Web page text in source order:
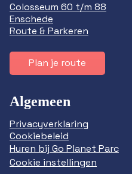
Colosseum 60 t/m 88
Enschede
Route & Parkeren
Plan je route
Algemeen
Privacyverklaring
Cookiebeleid
Huren bij Go Planet Parc
Cookie instellingen